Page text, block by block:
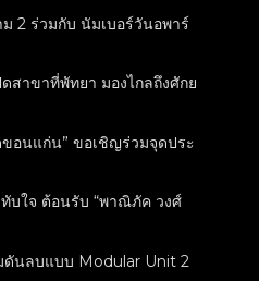
2 ร่วมกับ นัมเบอร์วันอพาร์
สาขาที่พัทยา มองไกลถึงศักย
ขอนแก่น” ขอเชิญร่วมจุดประ
บใจ ต้อนรับ “พาณิภัค วงศ์
ดันลบแบบ Modular Unit 2